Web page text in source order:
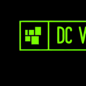
contenuto